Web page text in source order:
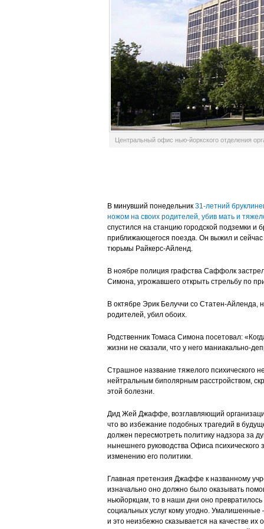
Центральный офис нью-йоркского отделения
В минувший понедельник 31-летний
ножом на своих родителей, убив мать и
спустился на станцию городской подземки и
приближающегося поезда. Он выжил и сейчас
тюрьмы Райкерс-Айленд.
В ноябре полиция графства Саффолк
Симона, угрожавшего открыть стрельбу по
В октябре Эрик Белуччи со Статен-Айленда,
родителей, убил обоих.
Родственник Томаса Симона посетовал:
жизни не сказали, что у него маниакально-
Страшное название тяжелого психического
нейтральным биполярным расстройством,
этой болезни.
Дид Жей Джаффе, возглавляющий
что во избежание подобных трагедий в
должен пересмотреть политику надзора за
нынешнего руководства Офиса психического
изменению его политики.
Главная претензия Джаффе к названному
изначально оно должно было оказывать
ньюйоркцам, то в наши дни оно
социальных услуг кому угодно. Умалишенные
и это неизбежно сказывается на качестве